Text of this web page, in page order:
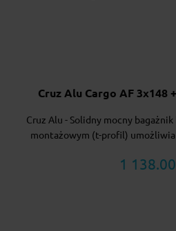
Cruz Alu Cargo AF 3x148
Cruz Alu - Solidny mocny
montażowym (t-profil) umożliwia
1 138.00